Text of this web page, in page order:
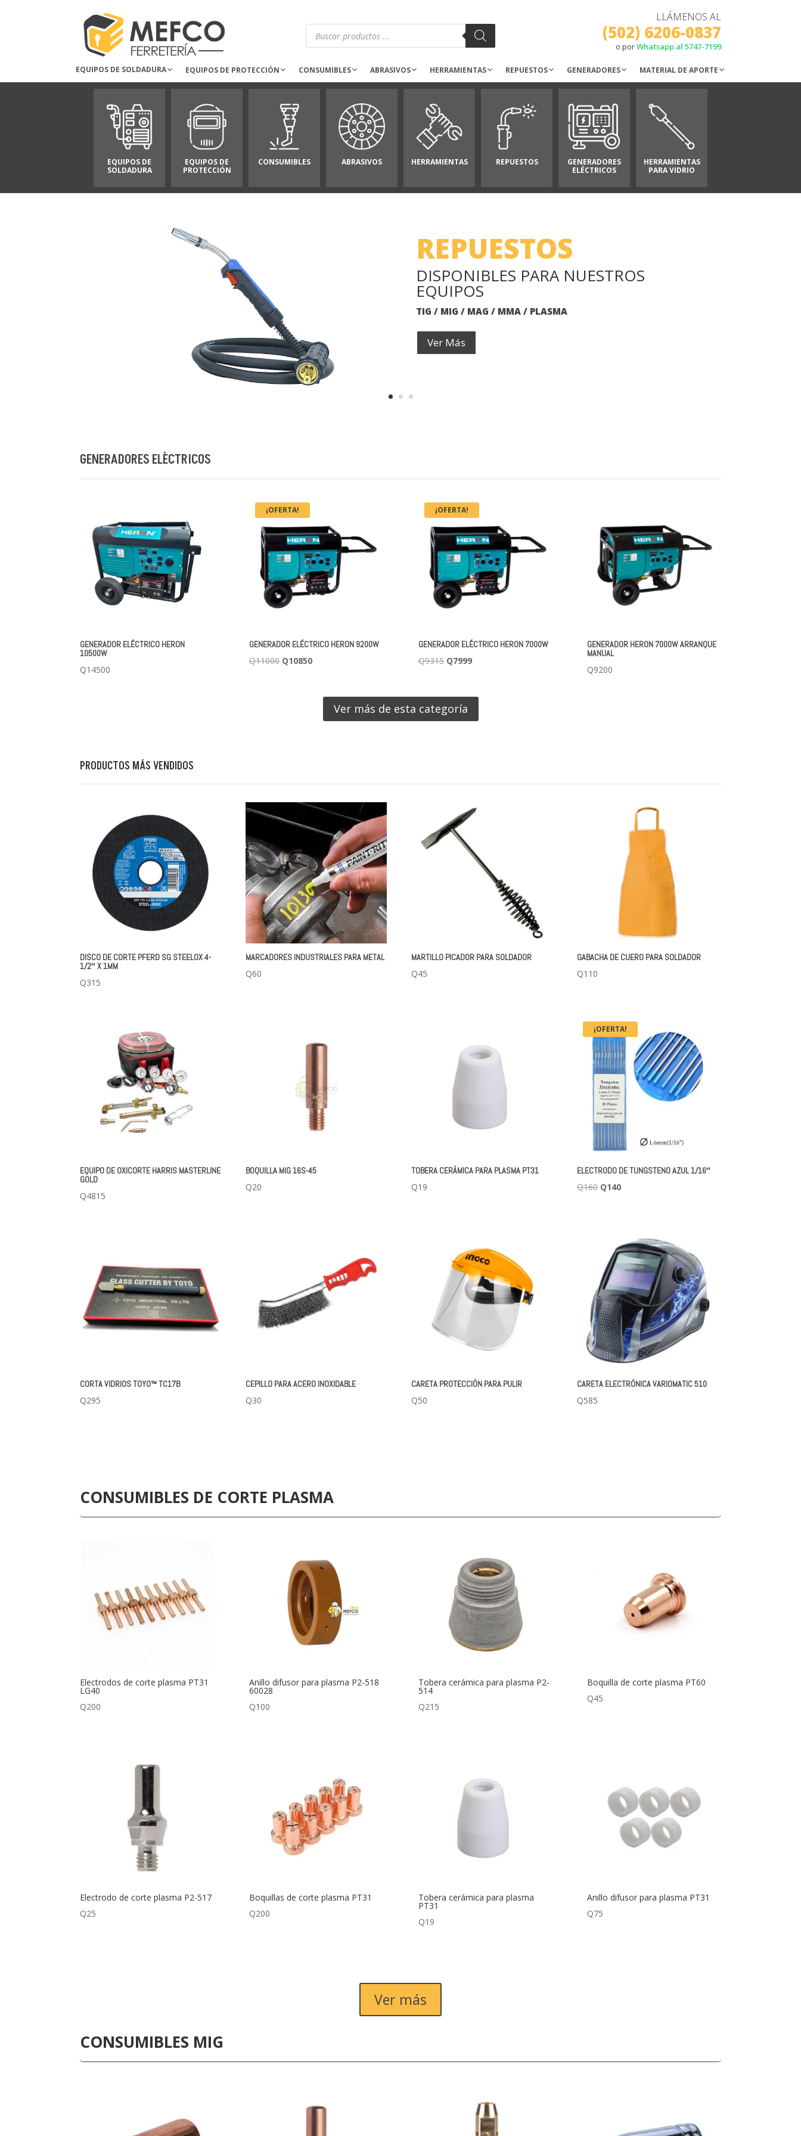
Búsqueda
productos
LLÁMENOS AL
(502) 6206-0837
o porWhatsapp al 5747-7199
EQUIPOS DE SOLDADURA EQUIPOS DE PROTECCIÓN CONSUMIBLES ABRASIVOS HERRAMIENTAS REPUESTOS GENERADORES MATERIAL DE APORTE
EQUIPOS DE
SOLDADURA
EQUIPOS DE
PROTECCIÓN
CONSUMIBLES ABRASIVOS HERRAMIENTAS REPUESTOS
GENERADORES
ELÉCTRICOS
HERRAMIENTAS
PARA VIDRIO
REPUESTOS
DISPONIBLES PARA NUESTROS
EQUIPOS
TIG / MIG / MAG / MMA / PLASMA
Ver Más
GENERADORES ELÈCTRICOS
GENERADOR ELÉCTRICO HERON
10500W
Q14500
¡OFERTA!
GENERADOR ELÉCTRICO HERON 9200W
Q11000 El
Q10850El
Q10850.
¡OFERTA!
GENERADOR ELÉCTRICO HERON 7000W
Q9315 El
era:
Q9315.
Q7999El
Q7999.
GENERADOR HERON 7000W ARRANQUE
MANUAL
Q9200
Ver más de esta categoría
PRODUCTOS MÁS VENDIDOS
DISCO DE CORTE PFERD SG STEELOX 4-
1/2″ X 1MM
Q315
MARCADORES INDUSTRIALES PARA METAL
Q60
MARTILLO PICADOR PARA SOLDADOR
Q45
GABACHA DE CUERO PARA SOLDADOR
Q110
EQUIPO DE OXICORTE HARRIS MASTERLINE
GOLD
Q4815
BOQUILLA MIG 16S-45
Q20
TOBERA CERÁMICA PARA PLASMA PT31
Q19
¡OFERTA!
ELECTRODO DE TUNGSTENO AZUL 1/16″
Q160 El
Q160.
Q140El
Q140.
CORTA VIDRIOS TOYO™ TC17B
Q295
CEPILLO PARA ACERO INOXIDABLE
Q30
CARETA PROTECCIÓN PARA PULIR
Q50
CARETA ELECTRÓNICA VARIOMATIC 510
Q585
CONSUMIBLES DE CORTE PLASMA
Electrodos de corte plasma PT31
LG40
Q200
Anillo difusor para plasma P2-518
60028
Q100
Tobera cerámica para plasma P2-
514
Q215
Boquilla de corte plasma PT60
Q45
Electrodo de corte plasma P2-517
Q25
Boquillas de corte plasma PT31
Q200
Tobera cerámica para plasma
PT31
Q19
Anillo difusor para plasma PT31
Q75
Ver más
CONSUMIBLES MIG